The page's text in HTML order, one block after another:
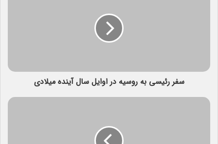
سفر رئیسی به روسیه در اوایل سال آینده میلادی